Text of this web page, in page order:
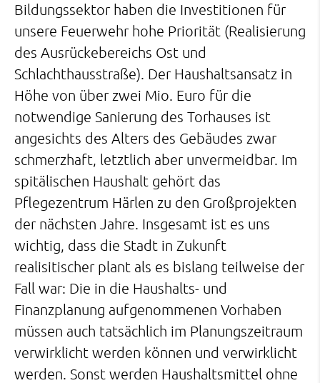
Bildungssektor haben die Investitionen für
unsere Feuerwehr hohe Priorität (Realisierung
des Ausrückebereichs Ost und
Schlachthausstraße). Der Haushaltsansatz in
Höhe von über zwei Mio. Euro für die
notwendige Sanierung des Torhauses ist
angesichts des Alters des Gebäudes zwar
schmerzhaft, letztlich aber unvermeidbar. Im
spitälischen Haushalt gehört das
Pflegezentrum Härlen zu den Großprojekten
der nächsten Jahre. Insgesamt ist es uns
wichtig, dass die Stadt in Zukunft
realisitischer plant als es bislang teilweise der
Fall war: Die in die Haushalts- und
Finanzplanung aufgenommenen Vorhaben
müssen auch tatsächlich im Planungszeitraum
verwirklicht werden können und verwirklicht
werden. Sonst werden Haushaltsmittel ohne